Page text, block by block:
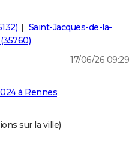
Saint-Jacques-de-la-
17/06/26 09:29
à Rennes
sur la ville)